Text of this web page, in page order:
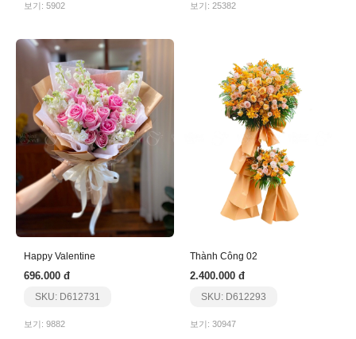
보기: 5902 보기: 25382
Happy Valentine
696.000 đ
SKU: D612731
보기: 9882
Thành Công 02
2.400.000 đ
SKU: D612293
보기: 30947